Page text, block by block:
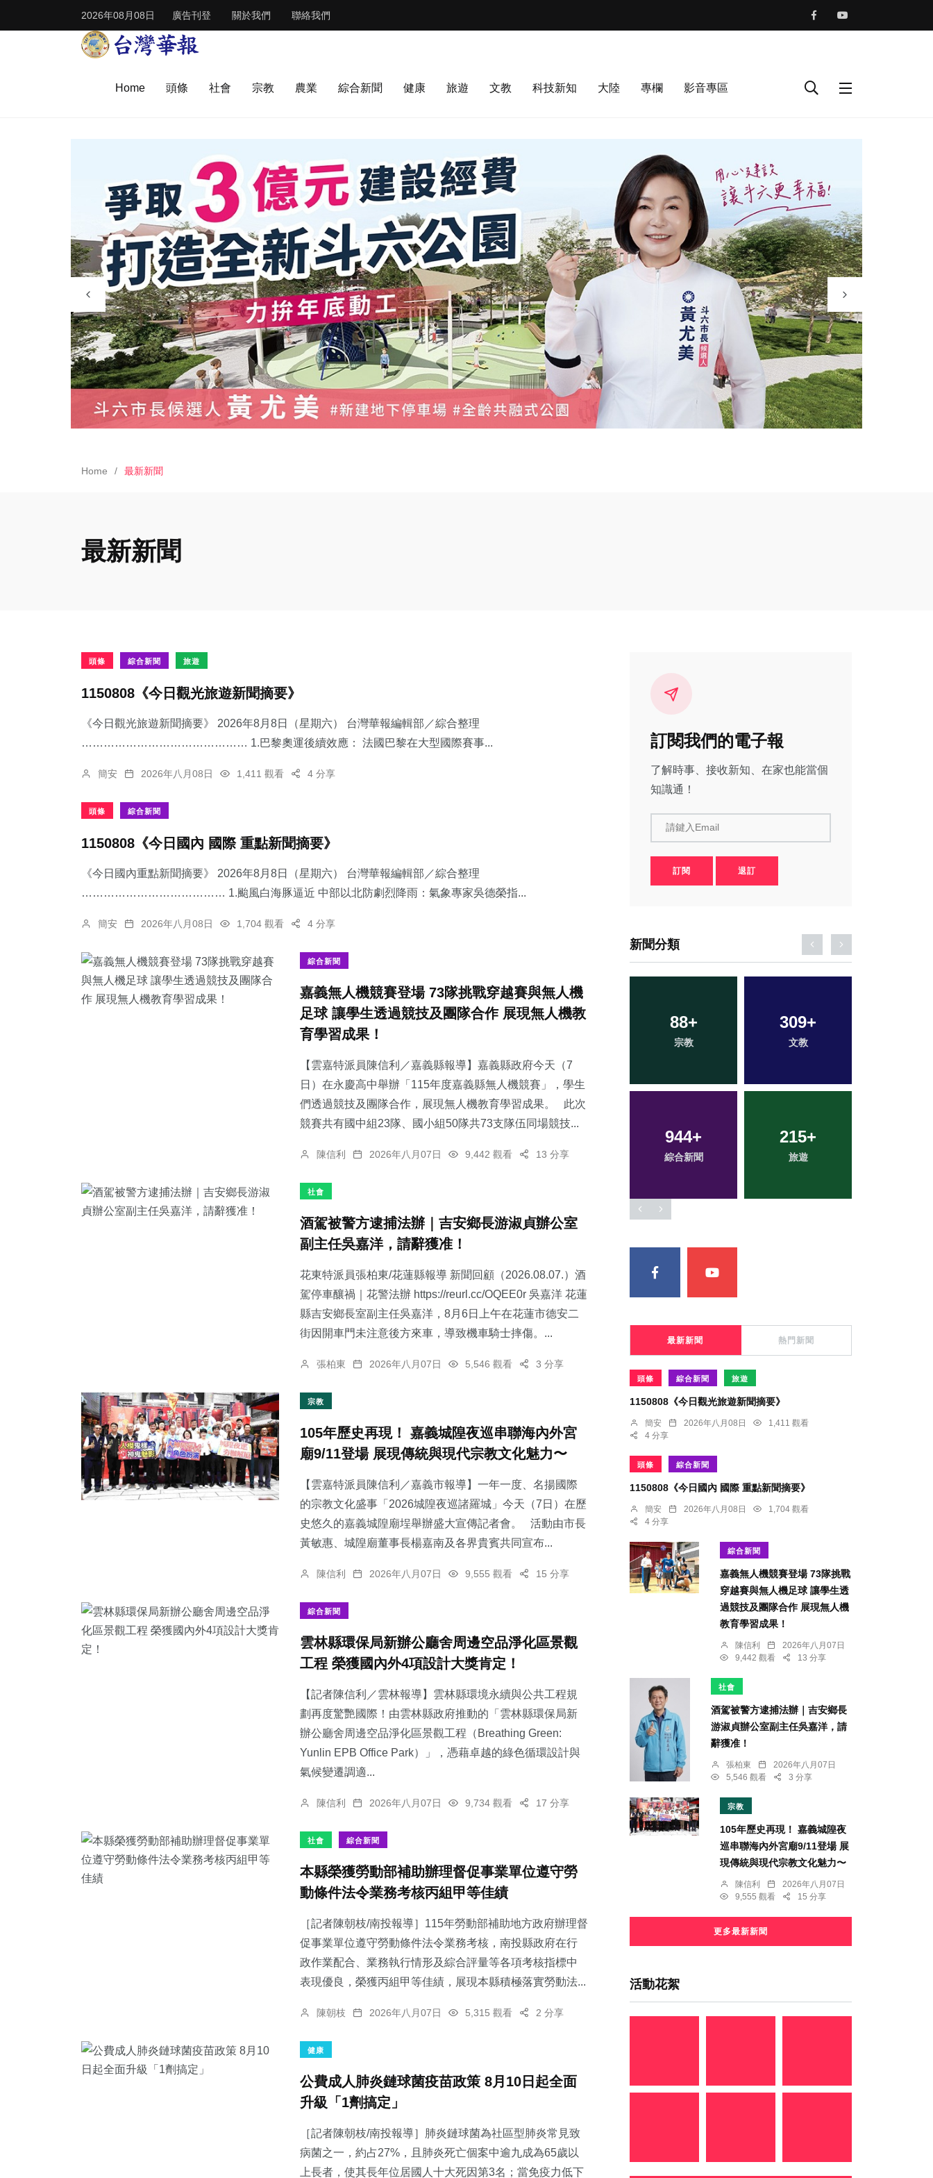
2026年08月08日 廣告刊登 關於我們 聯絡我們
Home 頭條 社會 宗教 農業 綜合新聞 健康 旅遊 文教 科技新知 大陸 專欄 影音專區
Home 最新新聞
最新新聞
頭條 綜合新聞 旅遊
1150808《今日觀光旅遊新聞摘要》
《今日觀光旅遊新聞摘要》 2026年8月8日（星期六） 台灣華報編輯部／綜合整理
……………………………………… 1.​巴黎奧運後續效應： 法國巴黎在大型國際賽事...
簡安 2026年八月08日 1,411 觀看 4 分享
頭條 綜合新聞
1150808《今日國內 國際 重點新聞摘要》
《今日國內重點新聞摘要》 2026年8月8日（星期六） 台灣華報編輯部／綜合整理
………………………………… 1.颱風白海豚逼近 中部以北防劇烈降雨：​氣象專家吳德榮指...
簡安 2026年八月08日 1,704 觀看 4 分享
綜合新聞
嘉義無人機競賽登場 73隊挑戰穿越賽與無人機
足球 讓學生透過競技及團隊合作 展現無人機教
育學習成果！
【雲嘉特派員陳信利／嘉義縣報導】嘉義縣政府今天（7
日）在永慶高中舉辦「115年度嘉義縣無人機競賽」，學生
們透過競技及團隊合作，展現無人機教育學習成果。 此次
競賽共有國中組23隊、國小組50隊共73支隊伍同場競技...
陳信利 2026年八月07日 9,442 觀看 13 分享
社會
酒駕被警方逮捕法辦｜吉安鄉長游淑貞辦公室
副主任吳嘉洋，請辭獲准！
花東特派員張柏東/花蓮縣報導 新聞回顧（2026.08.07.）酒
駕停車釀禍｜花警法辦 https://reurl.cc/OQEE0r 吳嘉洋 花蓮
縣吉安鄉長室副主任吳嘉洋，8月6日上午在花蓮市德安二
街因開車門未注意後方來車，導致機車騎士摔傷。...
張柏東 2026年八月07日 5,546 觀看 3 分享
宗教
105年歷史再現！ 嘉義城隍夜巡串聯海內外宮
廟9/11登場 展現傳統與現代宗教文化魅力〜
【雲嘉特派員陳信利／嘉義市報導】一年一度、名揚國際
的宗教文化盛事「2026城隍夜巡諸羅城」今天（7日）在歷
史悠久的嘉義城隍廟埕舉辦盛大宣傳記者會。 活動由市長
黃敏惠、城隍廟董事長楊嘉南及各界貴賓共同宣布...
陳信利 2026年八月07日 9,555 觀看 15 分享
綜合新聞
雲林縣環保局新辦公廳舍周邊空品淨化區景觀
工程 榮獲國內外4項設計大獎肯定！
【記者陳信利／雲林報導】雲林縣環境永續與公共工程規
劃再度驚艷國際！由雲林縣政府推動的「雲林縣環保局新
辦公廳舍周邊空品淨化區景觀工程（Breathing Green:
Yunlin EPB Office Park）」，憑藉卓越的綠色循環設計與
氣候變遷調適...
陳信利 2026年八月07日 9,734 觀看 17 分享
社會 綜合新聞
本縣榮獲勞動部補助辦理督促事業單位遵守勞
動條件法令業務考核丙組甲等佳績
［記者陳朝枝/南投報導］115年勞動部補助地方政府辦理督
促事業單位遵守勞動條件法令業務考核，南投縣政府在行
政作業配合、業務執行情形及綜合評量等各項考核指標中
表現優良，榮獲丙組甲等佳績，展現本縣積極落實勞動法...
陳朝枝 2026年八月07日 5,315 觀看 2 分享
健康
公費成人肺炎鏈球菌疫苗政策 8月10日起全面
升級「1劑搞定」
［記者陳朝枝/南投報導］肺炎鏈球菌為社區型肺炎常見致
病菌之一，約占27%，且肺炎死亡個案中逾九成為65歲以
上長者，使其長年位居國人十大死因第3名；當免疫力低下
訂閱我們的電子報
了解時事、接收新知、在家也能當個
知識通！
請鍵入Email
訂閱 退訂
新聞分類
46+
科技新知
88+
宗教
309+
文教
944+
綜合新聞
215+
旅遊
3+
大陸
98+
農業
526+
社會
155+
專欄
最新新聞 熱門新聞
頭條 綜合新聞 旅遊
1150808《今日觀光旅遊新聞摘要》
簡安 2026年八月08日
1,411 觀看
4 分享
頭條 綜合新聞
1150808《今日國內 國際 重點新聞摘要》
簡安 2026年八月08日
1,704 觀看
4 分享
綜合新聞
嘉義無人機競賽登場 73隊挑戰
穿越賽與無人機足球 讓學生透
過競技及團隊合作 展現無人機
教育學習成果！
陳信利
2026年八月07日
9,442 觀看
13 分享
社會
酒駕被警方逮捕法辦｜吉安鄉長
游淑貞辦公室副主任吳嘉洋，請
辭獲准！
張柏東
2026年八月07日
5,546 觀看
3 分享
宗教
105年歷史再現！ 嘉義城隍夜
巡串聯海內外宮廟9/11登場 展
現傳統與現代宗教文化魅力〜
陳信利
2026年八月07日
9,555 觀看
15 分享
更多最新新聞
活動花絮